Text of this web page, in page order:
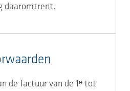
daaromtrent.
de factuur van de 1ᵉ tot